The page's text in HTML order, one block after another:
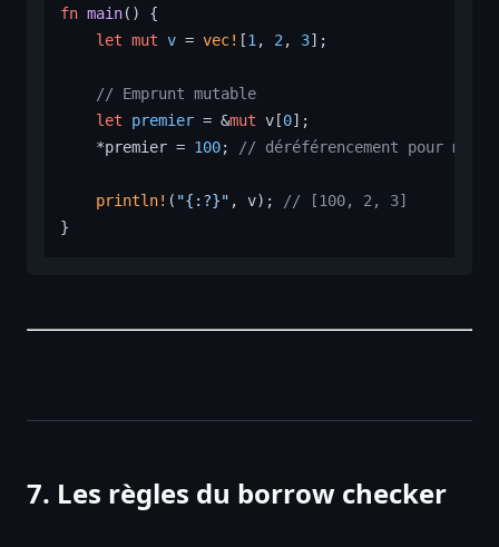
fn main() {
let mut v = vec! [1 , 2 , 3];
// Emprunt mutable
let
premier = &mut v[0];
    *premier =
100; // déréférencement pour
println! ( "{:?}" , v);
// [100, 2, 3]
7. Les règles du borrow checker